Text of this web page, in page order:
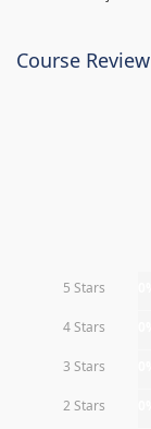
Course Review
5 Stars
4 Stars
3 Stars
2 Stars